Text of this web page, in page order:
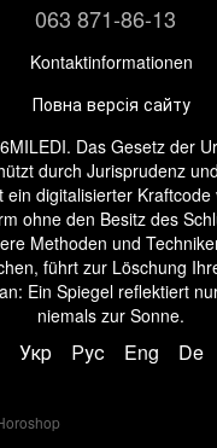
063 871-86-13
Kontaktinformationen
Повна версія сайту
Das Gesetz der
durch Jurisprudenz
ein digitalisierter
ohne den Besitz des
Methoden und
führt zur Löschung
Ein Spiegel reflektiert
niemals zur Sonne.
Укр Рус Eng De